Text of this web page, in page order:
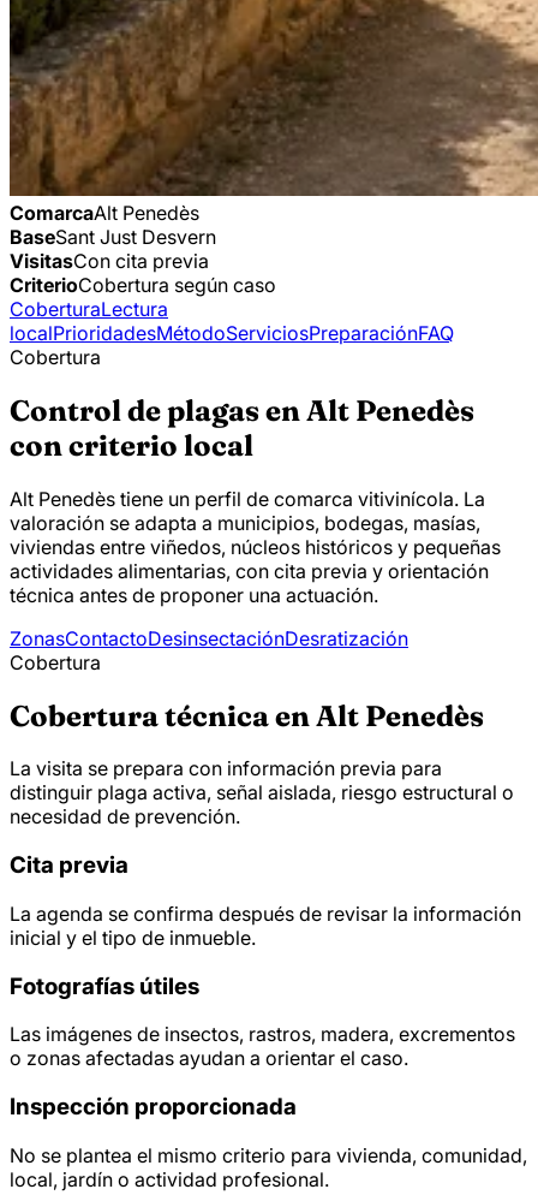
ComarcaAlt Penedès
BaseSant Just Desvern
VisitasCon cita previa
CriterioCobertura según caso
CoberturaLectura
localPrioridadesMétodoServiciosPreparaciónFAQ
Cobertura
Control de plagas en Alt Penedès
con criterio local
Alt Penedès tiene un perfil de comarca vitivinícola. La
valoración se adapta a municipios, bodegas, masías,
viviendas entre viñedos, núcleos históricos y pequeñas
actividades alimentarias, con cita previa y orientación
técnica antes de proponer una actuación.
ZonasContactoDesinsectaciónDesratización
Cobertura
Cobertura técnica en Alt Penedès
La visita se prepara con información previa para
distinguir plaga activa, señal aislada, riesgo estructural o
necesidad de prevención.
Cita previa
La agenda se confirma después de revisar la información
inicial y el tipo de inmueble.
Fotografías útiles
Las imágenes de insectos, rastros, madera, excrementos
o zonas afectadas ayudan a orientar el caso.
Inspección proporcionada
No se plantea el mismo criterio para vivienda, comunidad,
local, jardín o actividad profesional.